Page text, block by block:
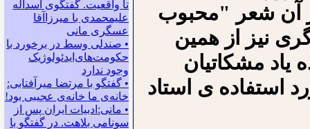
‌تا واقعیت. گفتگوی اسداله
علیمحمدی با میرزاآقا
عسگری ‌مانی
• صندلی وسط در برخورد با
حکومت‌های‌ایدئولوژیک
وجود ندارد
• گفتگو با مرتضا میرآفتابی:
ﺧﺎﻧﻪﻯ ﻣﺎ ﺧﺎﻧﻪﻯ ﻋﺠﻴﺒﻰ ﺑﻮﺩ!
• مانی:ادبیات ایران پس از
سونامی بلاهت. در گفتگو با
آن شعر "محبوب
نیز از همین
مشکاتیان
استفاده ی استاد